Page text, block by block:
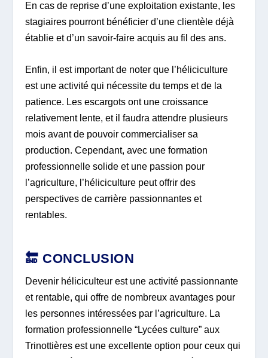
En cas de reprise d’une exploitation existante, les
stagiaires pourront bénéficier d’une clientèle déjà
établie et d’un savoir-faire acquis au fil des ans.
Enfin, il est important de noter que l’héliciculture
est une activité qui nécessite du temps et de la
patience. Les escargots ont une croissance
relativement lente, et il faudra attendre plusieurs
mois avant de pouvoir commercialiser sa
production. Cependant, avec une formation
professionnelle solide et une passion pour
l’agriculture, l’héliciculture peut offrir des
perspectives de carrière passionnantes et
rentables.
🔚 CONCLUSION
Devenir héliciculteur est une activité passionnante
et rentable, qui offre de nombreux avantages pour
les personnes intéressées par l’agriculture. La
formation professionnelle “Lycées culture” aux
Trinottières est une excellente option pour ceux qui